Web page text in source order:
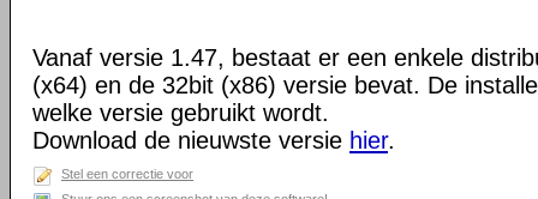
Vanaf versie 1.47, bestaat er een enkele
(x64) en de 32bit (x86) versie bevat. De
welke versie gebruikt wordt.
Download de nieuwste versie hier.
Stel een correctie voor